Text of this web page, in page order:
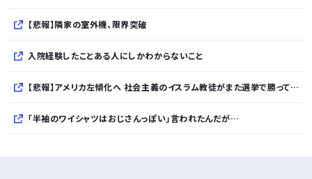
【悲報】隣家の室外機、限界突破
入院経験したことある人にしかわからないこと
【悲報】アメリカ左傾化へ 社会主義のイスラム教徒がまた選挙で勝ってしまう
「半袖のワイシャツはおじさんっぽい」言われたんだが…